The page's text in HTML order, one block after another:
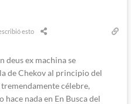
esto
deus ex machina se
de Chekov al principio del
célebre,
hace nada en En Busca del